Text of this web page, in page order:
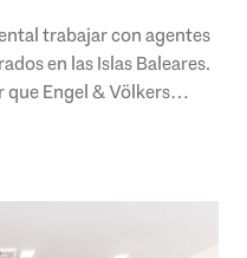
trabajar con agentes
en las Islas Baleares.
Engel & Völkers